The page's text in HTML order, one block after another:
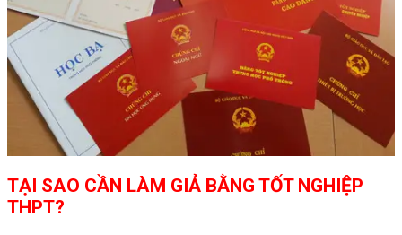
TẠI SAO CẦN LÀM GIẢ BẰNG TỐT NGHIỆP
THPT?